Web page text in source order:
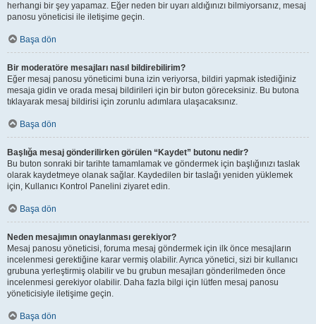
herhangi bir şey yapamaz. Eğer neden bir uyarı aldığınızı bilmiyorsanız, mesaj
panosu yöneticisi ile iletişime geçin.
Başa dön
Bir moderatöre mesajları nasıl bildirebilirim?
Eğer mesaj panosu yöneticimi buna izin veriyorsa, bildiri yapmak istediğiniz
mesaja gidin ve orada mesaj bildirileri için bir buton göreceksiniz. Bu butona
tıklayarak mesaj bildirisi için zorunlu adımlara ulaşacaksınız.
Başa dön
Başlığa mesaj gönderilirken görülen “Kaydet” butonu nedir?
Bu buton sonraki bir tarihte tamamlamak ve göndermek için başlığınızı taslak
olarak kaydetmeye olanak sağlar. Kaydedilen bir taslağı yeniden yüklemek
için, Kullanıcı Kontrol Panelini ziyaret edin.
Başa dön
Neden mesajımın onaylanması gerekiyor?
Mesaj panosu yöneticisi, foruma mesaj göndermek için ilk önce mesajların
incelenmesi gerektiğine karar vermiş olabilir. Ayrıca yönetici, sizi bir kullanıcı
grubuna yerleştirmiş olabilir ve bu grubun mesajları gönderilmeden önce
incelenmesi gerekiyor olabilir. Daha fazla bilgi için lütfen mesaj panosu
yöneticisiyle iletişime geçin.
Başa dön